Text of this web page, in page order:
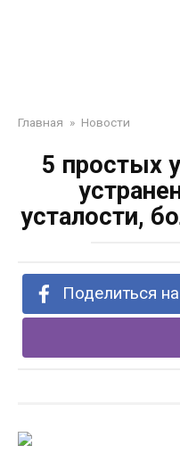
Главная » Новости
5 простых
усталости,
Поделиться